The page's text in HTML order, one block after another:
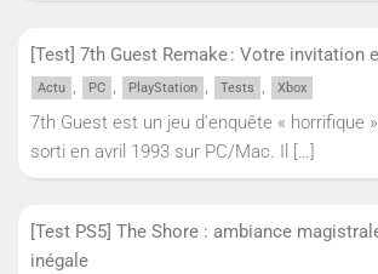
[Test] 7th Guest Remake : Votre invitation
Actu , PC , PlayStation , Tests , Xbox
7th Guest est un jeu d’enquête « horrifique
sorti en avril 1993 sur PC/Mac. Il […]
[Test PS5] The Shore : ambiance
inégale